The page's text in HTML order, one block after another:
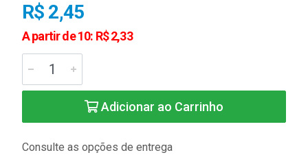
R$ 2,45
A partir de 10: R$ 2,33
Adicionar ao Carrinho
Consulte as opções de entrega